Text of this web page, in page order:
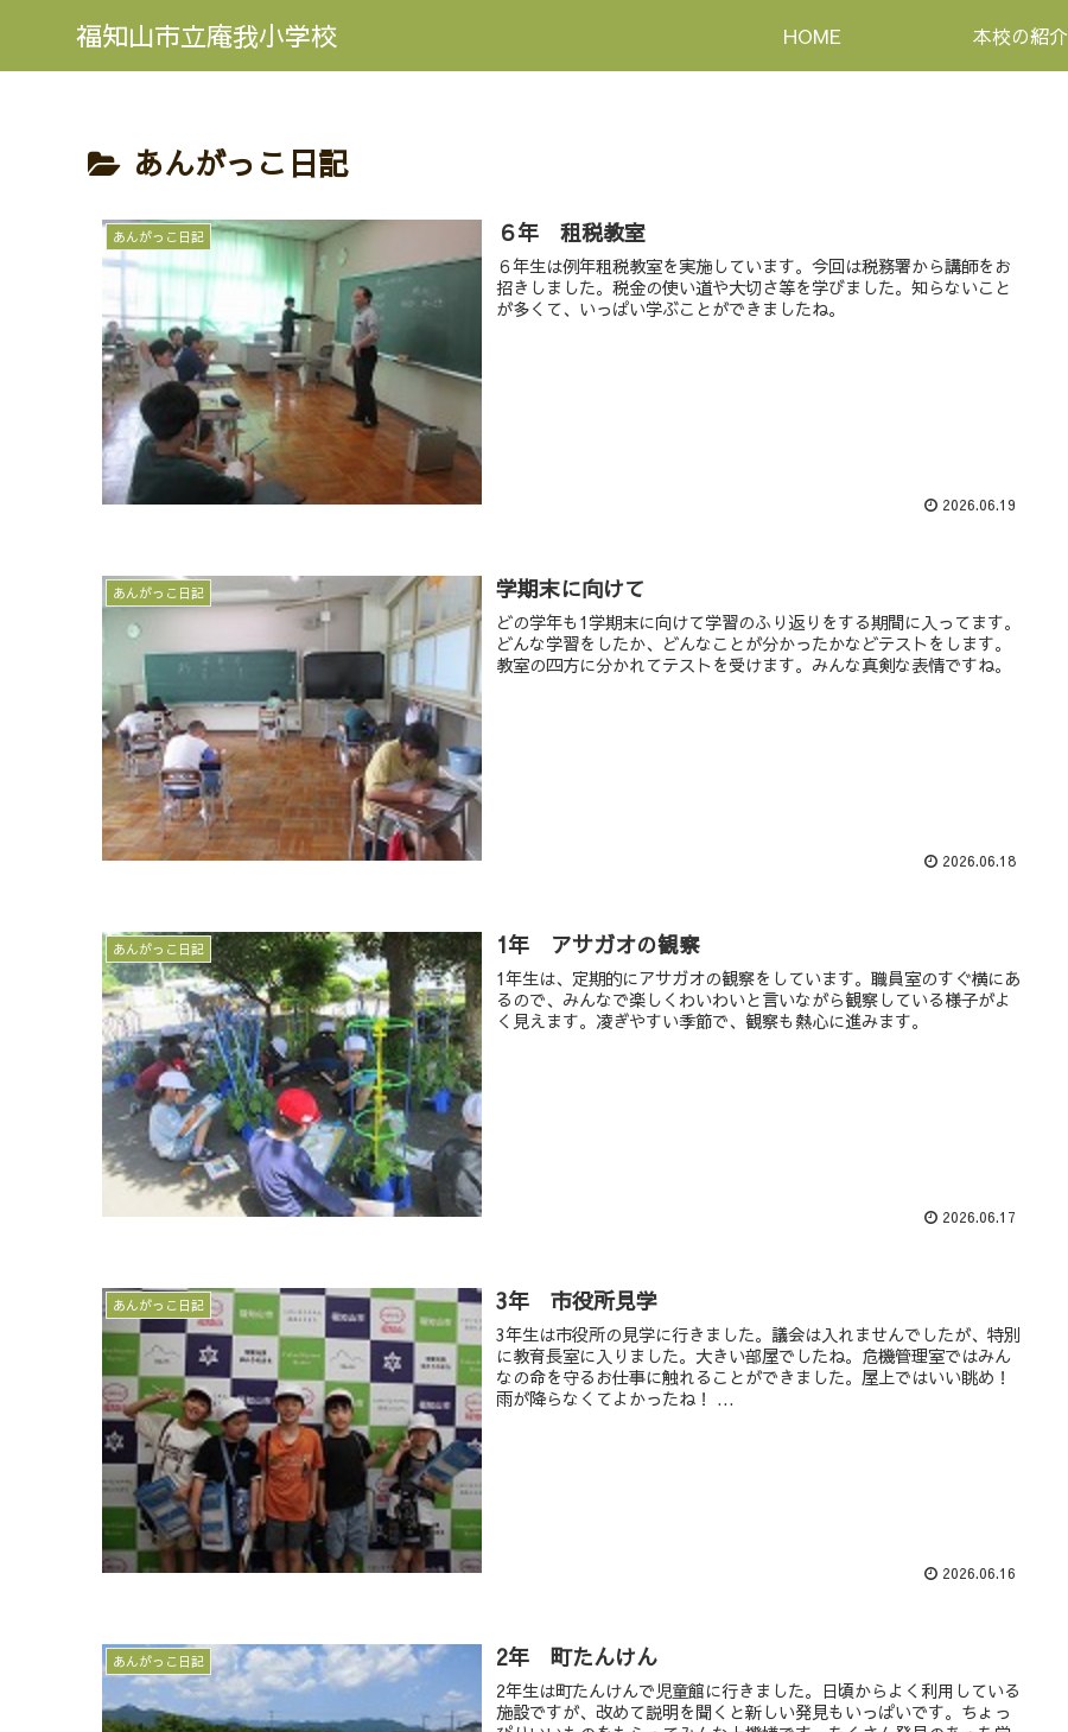
福知山市立庵我小学校 HOME 本校の紹介
あんがっこ日記
あんがっこ日記 ６年 租税教室
６年生は例年租税教室を実施しています。今回は税務署から講師をお
招きしました。税金の使い道や大切さ等を学びました。知らないこと
が多くて、いっぱい学ぶことができましたね。
2026.06.19
あんがっこ日記 学期末に向けて
どの学年も1学期末に向けて学習のふり返りをする期間に入ってます。
どんな学習をしたか、どんなことが分かったかなどテストをします。
教室の四方に分かれてテストを受けます。みんな真剣な表情ですね。
2026.06.18
あんがっこ日記 1年 アサガオの観察
1年生は、定期的にアサガオの観察をしています。職員室のすぐ横にあ
るので、みんなで楽しくわいわいと言いながら観察している様子がよ
く見えます。凌ぎやすい季節で、観察も熱心に進みます。
2026.06.17
あんがっこ日記 3年 市役所見学
3年生は市役所の見学に行きました。議会は入れませんでしたが、特別
に教育長室に入りました。大きい部屋でしたね。危機管理室ではみん
なの命を守るお仕事に触れることができました。屋上ではいい眺め！
雨が降らなくてよかったね！ ...
2026.06.16
あんがっこ日記 2年 町たんけん
2年生は町たんけんで児童館に行きました。日頃からよく利用している
施設ですが、改めて説明を聞くと新しい発見もいっぱいです。ちょっ